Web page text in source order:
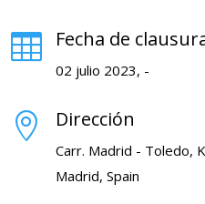
 Fecha de
02 julio 2023, -
 Dirección
Carr. Madrid - Toledo,
Madrid, Spain